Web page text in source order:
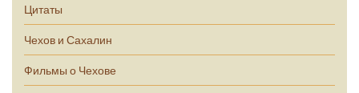
Цитаты
Чехов и Сахалин
Фильмы о Чехове